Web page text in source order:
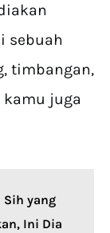
sebuah
timbangan,
juga
Sih yang
Ini Dia